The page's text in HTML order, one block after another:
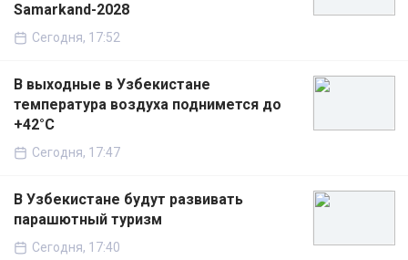
Samarkand-2028
Сегодня, 17:52
В выходные в Узбекистане
температура воздуха поднимется до
+42°C
Сегодня, 17:47
В Узбекистане будут развивать
парашютный туризм
Сегодня, 17:40